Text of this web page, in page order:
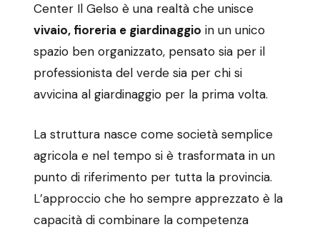
Center Il Gelso è una realtà che unisce
vivaio, fioreria e giardinaggio in un unico
spazio ben organizzato, pensato sia per il
professionista del verde sia per chi si
avvicina al giardinaggio per la prima volta.
La struttura nasce come società semplice
agricola e nel tempo si è trasformata in un
punto di riferimento per tutta la provincia.
L’approccio che ho sempre apprezzato è la
capacità di combinare la competenza